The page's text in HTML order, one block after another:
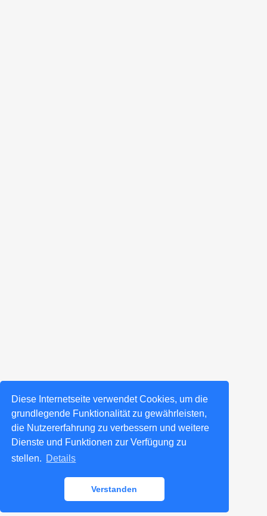
Diese Internetseite verwendet Cookies, um die
grundlegende Funktionalität zu gewährleisten,
die Nutzererfahrung zu verbessern und weitere
Dienste und Funktionen zur Verfügung zu
stellen. Details
Verstanden